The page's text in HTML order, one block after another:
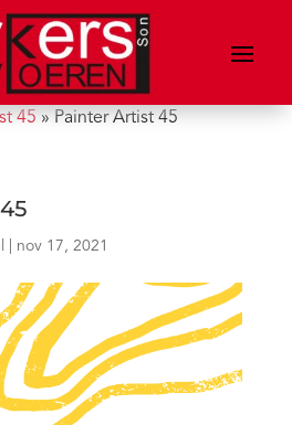
45 » Painter Artist 45
nov 17, 2021